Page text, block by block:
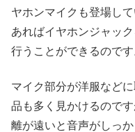
ヤホンマイクも登場し
あればイヤホンジャッ
行うことができるのです
マイク部分が洋服など
品も多く見かけるので
離が遠いと音声がしっ